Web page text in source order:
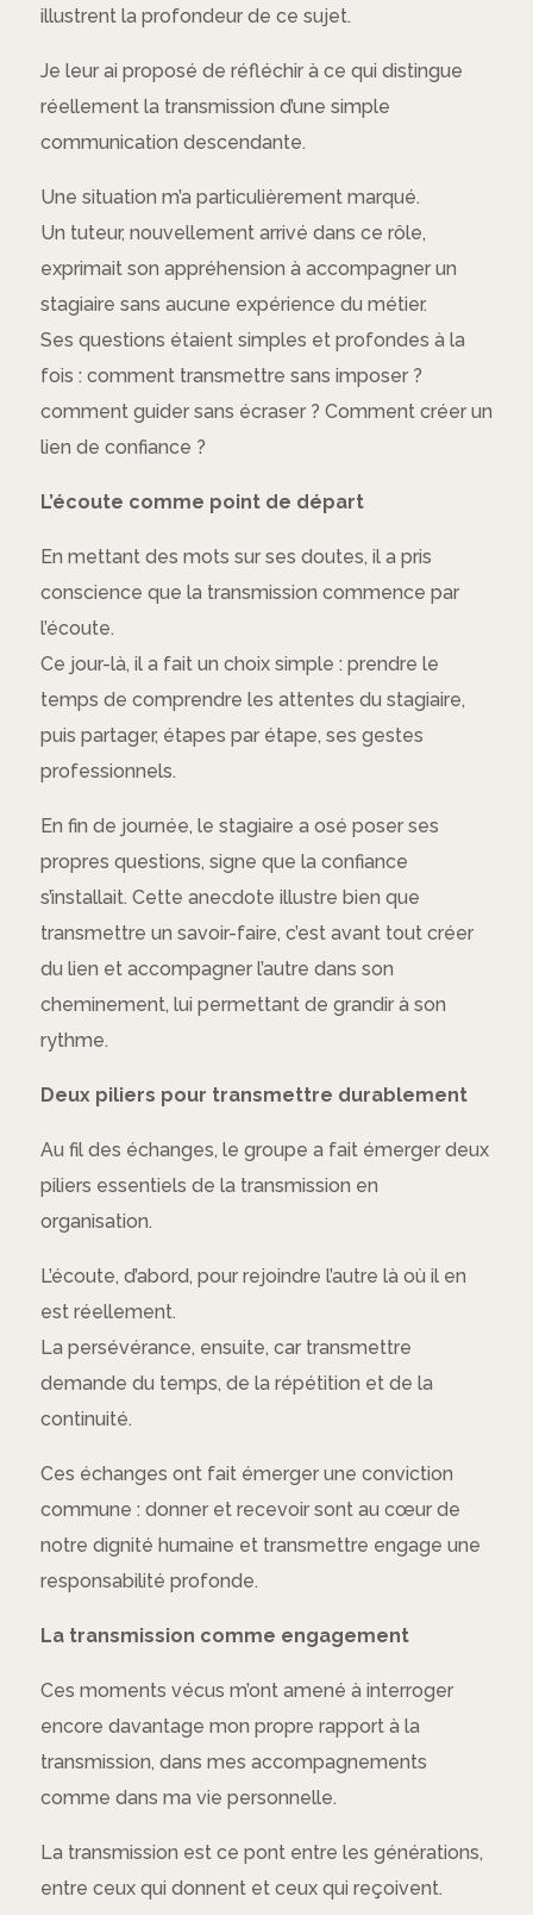
illustrent la profondeur de ce sujet.
Je leur ai proposé de réfléchir à ce qui distingue
réellement la transmission d’une simple
communication descendante.
Une situation m’a particulièrement marqué.
Un tuteur, nouvellement arrivé dans ce rôle,
exprimait son appréhension à accompagner un
stagiaire sans aucune expérience du métier.
Ses questions étaient simples et profondes à la
fois : comment transmettre sans imposer ?
comment guider sans écraser ? Comment créer un
lien de confiance ?
L’écoute comme point de départ
En mettant des mots sur ses doutes, il a pris
conscience que la transmission commence par
l’écoute.
Ce jour-là, il a fait un choix simple : prendre le
temps de comprendre les attentes du stagiaire,
puis partager, étapes par étape, ses gestes
professionnels.
En fin de journée, le stagiaire a osé poser ses
propres questions, signe que la confiance
s’installait. Cette anecdote illustre bien que
transmettre un savoir-faire, c’est avant tout créer
du lien et accompagner l’autre dans son
cheminement, lui permettant de grandir à son
rythme.
Deux piliers pour transmettre durablement
Au fil des échanges, le groupe a fait émerger deux
piliers essentiels de la transmission en
organisation.
L’écoute, d’abord, pour rejoindre l’autre là où il en
est réellement.
La persévérance, ensuite, car transmettre
demande du temps, de la répétition et de la
continuité.
Ces échanges ont fait émerger une conviction
commune : donner et recevoir sont au cœur de
notre dignité humaine et transmettre engage une
responsabilité profonde.
La transmission comme engagement
Ces moments vécus m’ont amené à interroger
encore davantage mon propre rapport à la
transmission, dans mes accompagnements
comme dans ma vie personnelle.
La transmission est ce pont entre les générations,
entre ceux qui donnent et ceux qui reçoivent.